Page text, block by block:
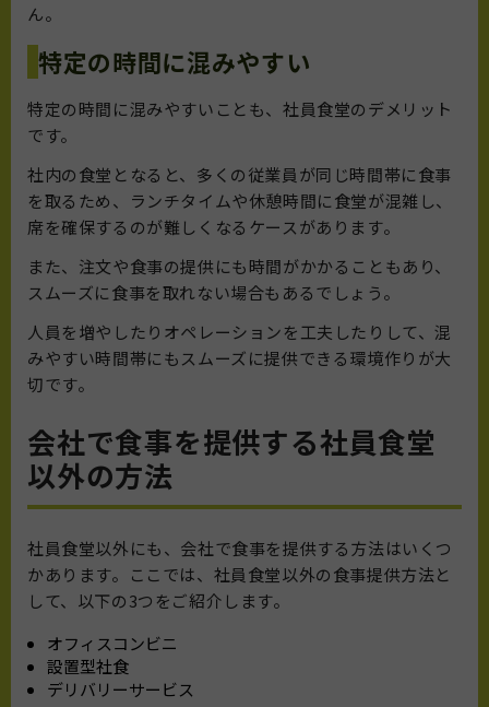
ん。
特定の時間に混みやすい
特定の時間に混みやすいことも、社員食堂のデメリット
です。
社内の食堂となると、多くの従業員が同じ時間帯に食事
を取るため、ランチタイムや休憩時間に食堂が混雑し、
席を確保するのが難しくなるケースがあります。
また、注文や食事の提供にも時間がかかることもあり、
スムーズに食事を取れない場合もあるでしょう。
人員を増やしたりオペレーションを工夫したりして、混
みやすい時間帯にもスムーズに提供できる環境作りが大
切です。
会社で食事を提供する社員食堂
以外の方法
社員食堂以外にも、会社で食事を提供する方法はいくつ
かあります。ここでは、社員食堂以外の食事提供方法と
して、以下の3つをご紹介します。
オフィスコンビニ
設置型社食
デリバリーサービス